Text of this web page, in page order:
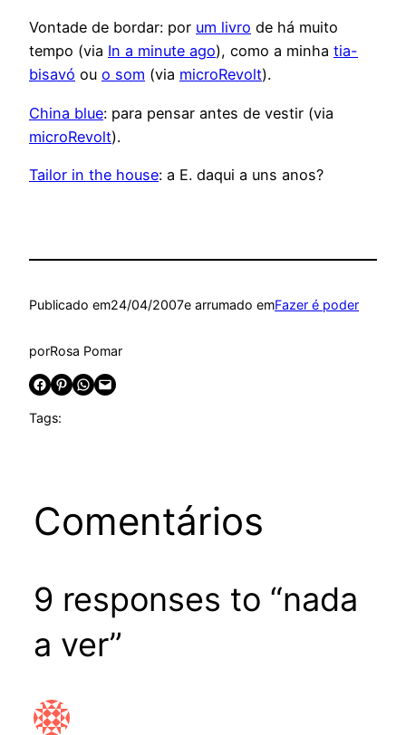
Vontade de bordar: por um livro de há muito
tempo (via In a minute ago), como a minha tia-
bisavó ou o som (via microRevolt).
China blue: para pensar antes de vestir (via
microRevolt).
Tailor in the house: a E. daqui a uns anos?
Publicado em24/04/2007e arrumado emFazer é poder
porRosa Pomar
Share on Facebook Share on Pinterest Share on WhatsApp Email this Page
Tags:
Comentários
9 responses to “nada
a ver”